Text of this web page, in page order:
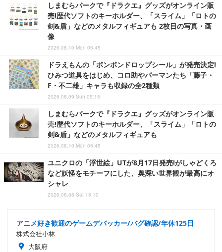
しまむらパークで『ドラクエ』グッズがオンライン販
売!歴代ソフトのキーホルダー、「スライム」「ロトの
剣&盾」などのメタルフィギュアも 2枚目の写真・画
像
2026.08.10 Mon 05:45
ドラえもんの「ボンボンドロップシール」が発売決定!
ひみつ道具をはじめ、コロ助やパーマンたち「藤子・
F・不二雄」キャラも収録の全2種類
2026.08.09 Sun 05:15
しまむらパークで『ドラクエ』グッズがオンライン販
売!歴代ソフトのキーホルダー、「スライム」「ロトの
剣&盾」などのメタルフィギュアも
2026.08.10 Mon 05:45
ユニクロの「浮世絵」UTが8月17日発売!がしゃどくろ
など妖怪をモチーフにした、奥深い世界観が最高にオ
シャレ
2026.08.08 Sat 15:10
アニメ好き歓迎のゲームデバッカー/バグ確認/年休125日
株式会社小林
大阪府